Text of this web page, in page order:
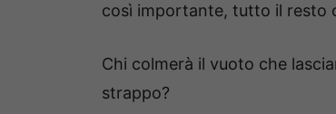
così importante, tutto il resto
Chi colmerà il vuoto che
strappo?